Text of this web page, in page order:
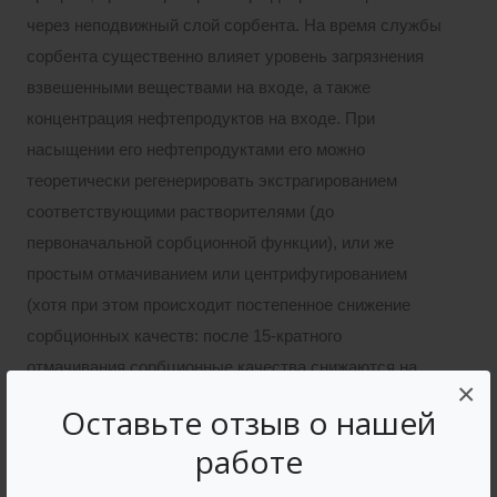
Оставьте отзыв о нашей
работе
×
через неподвижный слой сорбента. На время службы
сорбента существенно влияет уровень загрязнения
взвешенными веществами на входе, а также
концентрация нефтепродуктов на входе. При
насыщении его нефтепродуктами его можно
теоретически регенерировать экстрагированием
соответствующими растворителями (до
первоначальной сорбционной функции), или же
простым отмачиванием или центрифугированием
(хотя при этом происходит постепенное снижение
сорбционных качеств: после 15-кратного
отмачивания сорбционные качества снижаются на